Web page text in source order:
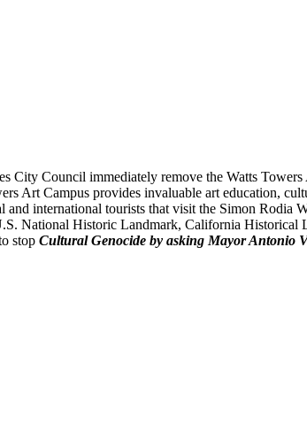
City Council immediately remove the Watts
Art Campus provides invaluable art education,
and international tourists that visit the Simon Rodia
National Historic Landmark, California Historical
stop Cultural Genocide by asking Mayor Antonio